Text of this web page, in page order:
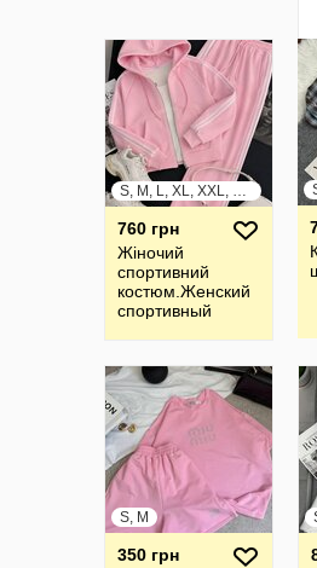
S, M, L, XL, XXL, XXXL
760 грн
Жiночий
спортивний
костюм.Женский
спортивный
S, M
350 грн